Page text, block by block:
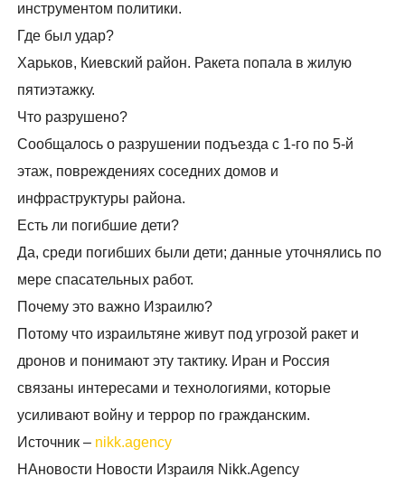
инструментом политики.
Где был удар?
Харьков, Киевский район. Ракета попала в жилую
пятиэтажку.
Что разрушено?
Сообщалось о разрушении подъезда с 1-го по 5-й
этаж, повреждениях соседних домов и
инфраструктуры района.
Есть ли погибшие дети?
Да, среди погибших были дети; данные уточнялись по
мере спасательных работ.
Почему это важно Израилю?
Потому что израильтяне живут под угрозой ракет и
дронов и понимают эту тактику. Иран и Россия
связаны интересами и технологиями, которые
усиливают войну и террор по гражданским.
Источник – nikk.agency
НАновости Новости Израиля Nikk.Agency